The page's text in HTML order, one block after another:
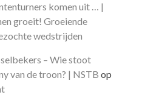
komen uit … |
groeit! Groeiende
wedstrijden
– Wie stoot
van de troon? | NSTB op